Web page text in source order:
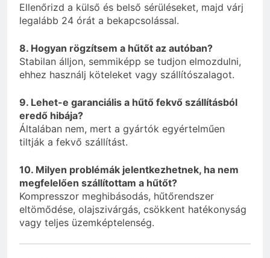
Ellenőrizd a külső és belső sérüléseket, majd várj
legalább 24 órát a bekapcsolással.
8. Hogyan rögzítsem a hűtőt az autóban?
Stabilan álljon, semmiképp se tudjon elmozdulni,
ehhez használj köteleket vagy szállítószalagot.
9. Lehet-e garanciális a hűtő fekvő szállításból
eredő hibája?
Általában nem, mert a gyártók egyértelműen
tiltják a fekvő szállítást.
10. Milyen problémák jelentkezhetnek, ha nem
megfelelően szállítottam a hűtőt?
Kompresszor meghibásodás, hűtőrendszer
eltömődése, olajszivárgás, csökkent hatékonyság
vagy teljes üzemképtelenség.